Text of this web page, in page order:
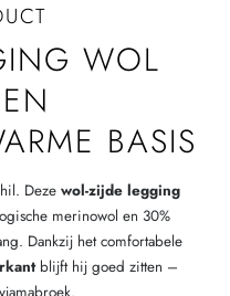
WOL
BASIS
Deze wol-zijde legging
merinowol en 30%
Dankzij het comfortabele
blijft hij goed zitten –